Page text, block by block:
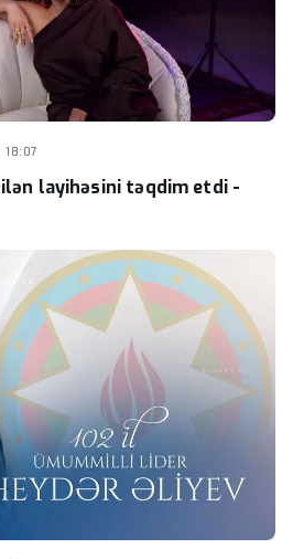
18:07
layihəsini təqdim etdi -